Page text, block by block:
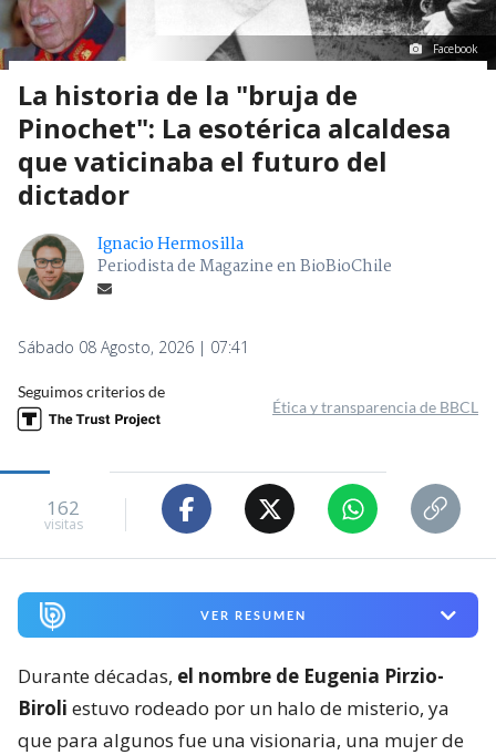
Facebook
La historia de la "bruja de
Pinochet": La esotérica alcaldesa
que vaticinaba el futuro del
dictador
Ignacio Hermosilla
Periodista de Magazine en BioBioChile
Sábado 08 Agosto, 2026 | 07:41
Seguimos criterios de
Ética y transparencia de BBCL
162
visitas
VER RESUMEN
Durante décadas, el nombre de Eugenia Pirzio-
Biroli estuvo rodeado por un halo de misterio, ya
que para algunos fue una visionaria, una mujer de